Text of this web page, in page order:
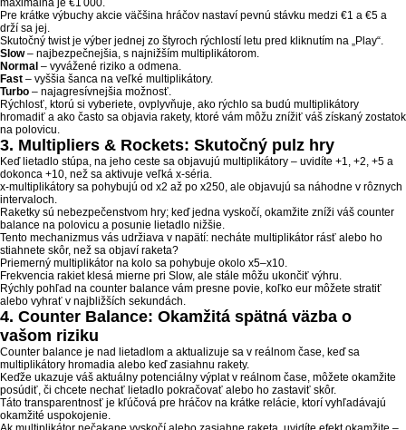
News
Recruit
Blog
Contact
maximálna je €1 000.
Pre krátke výbuchy akcie väčšina hráčov nastaví pevnú stávku medzi €1 a €5 a
drží sa jej.
Skutočný twist je výber jednej zo štyroch rýchlostí letu pred kliknutím na „Play“.
Slow– najbezpečnejšia, s najnižším multiplikátorom.
Normal – vyvážené riziko a odmena.
Fast – vyššia šanca na veľké multiplikátory.
Turbo – najagresívnejšia možnosť.
Rýchlosť, ktorú si vyberiete, ovplyvňuje, ako rýchlo sa budú multiplikátory
hromadiť a ako často sa objavia rakety, ktoré vám môžu znížiť váš získaný zostatok
na polovicu.
3. Multipliers & Rockets: Skutočný pulz hry
Keď lietadlo stúpa, na jeho ceste sa objavujú multiplikátory – uvidíte +1, +2, +5 a
dokonca +10, než sa aktivuje veľká x‑séria.
x‑multiplikátory sa pohybujú od x2 až po x250, ale objavujú sa náhodne v rôznych
intervaloch.
Raketky sú nebezpečenstvom hry; keď jedna vyskočí, okamžite zníži váš counter
balance na polovicu a posunie lietadlo nižšie.
Tento mechanizmus vás udržiava v napätí: necháte multiplikátor rásť alebo ho
stiahnete skôr, než sa objaví raketa?
Priemerný multiplikátor na kolo sa pohybuje okolo x5–x10.
Frekvencia rakiet klesá mierne pri Slow, ale stále môžu ukončiť výhru.
Rýchly pohľad na counter balance vám presne povie, koľko eur môžete stratiť
alebo vyhrať v najbližších sekundách.
4. Counter Balance: Okamžitá spätná väzba o
vašom riziku
Counter balance je nad lietadlom a aktualizuje sa v reálnom čase, keď sa
multiplikátory hromadia alebo keď zasiahnu rakety.
Keďže ukazuje váš aktuálny potenciálny výplat v reálnom čase, môžete okamžite
posúdiť, či chcete nechať lietadlo pokračovať alebo ho zastaviť skôr.
Táto transparentnosť je kľúčová pre hráčov na krátke relácie, ktorí vyhľadávajú
okamžité uspokojenie.